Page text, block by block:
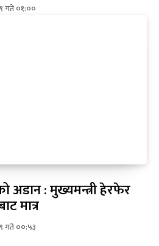
गते ०१:००
अडान : मुख्यमन्त्री हेरफेर
मात्र
गते ००:५३